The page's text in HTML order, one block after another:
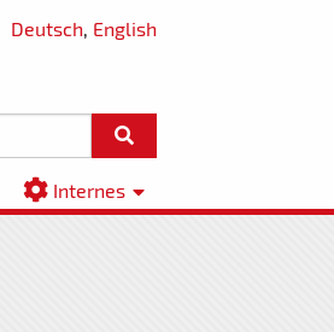
Deutsch, English
Internes